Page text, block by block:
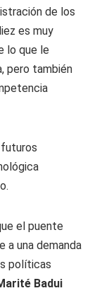
de los
es muy
lo que le
pero también
futuros
el puente
a una demanda
políticas
Badui